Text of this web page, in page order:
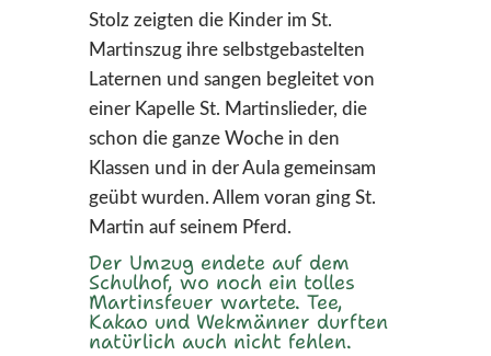
Stolz zeigten die Kinder im St.
Martinszug ihre selbstgebastelten
Laternen und sangen begleitet von
einer Kapelle St. Martinslieder, die
schon die ganze Woche in den
Klassen und in der Aula gemeinsam
geübt wurden. Allem voran ging St.
Martin auf seinem Pferd.
Der Umzug endete auf dem
Schulhof, wo noch ein tolles
Martinsfeuer wartete. Tee,
Kakao und Wekmänner durften
natürlich auch nicht fehlen.